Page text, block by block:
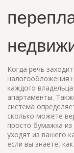
Когда речь
налогообложения
каждого
апартаменты.
система
сколько можете
просто бумажка
уходят из вашего
если вы знаете,